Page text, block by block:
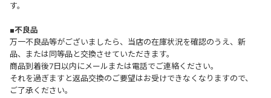
す。
■不良品
万一不良品等がございましたら、当店の在庫状況を確認のうえ、新
品、または同等品と交換させていただきます。
商品到着後7日以内にメールまたは電話でご連絡ください。
それを過ぎますと返品交換のご要望はお受けできなくなりますので、
ご了承ください。